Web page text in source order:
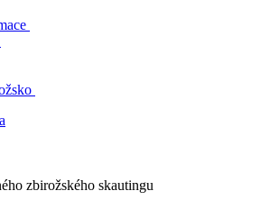
zbirožského skautingu